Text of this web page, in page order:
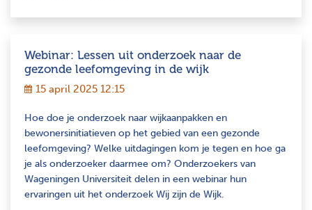
Webinar: Lessen uit onderzoek naar de
gezonde leefomgeving in de wijk
15 april 2025 12:15
Hoe doe je onderzoek naar wijkaanpakken en
bewonersinitiatieven op het gebied van een gezonde
leefomgeving? Welke uitdagingen kom je tegen en hoe ga
je als onderzoeker daarmee om? Onderzoekers van
Wageningen Universiteit delen in een webinar hun
ervaringen uit het onderzoek Wij zijn de Wijk.